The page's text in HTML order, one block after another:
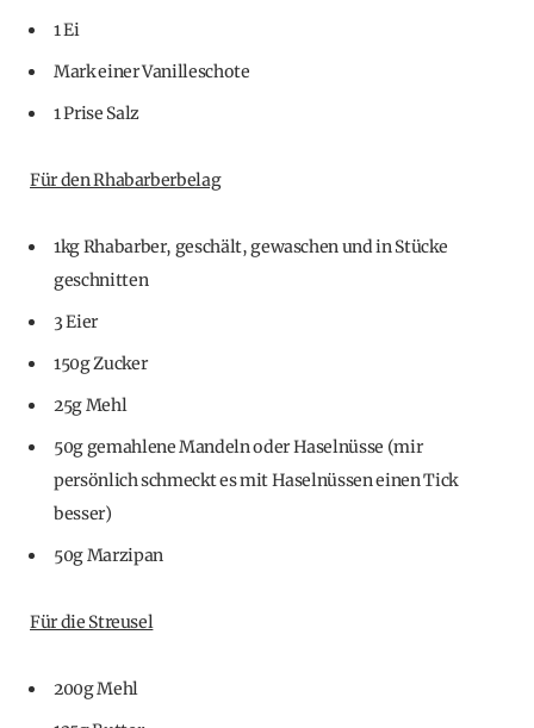
1 Ei
Mark einer Vanilleschote
1 Prise Salz
Für den Rhabarberbelag
1kg Rhabarber, geschält, gewaschen und in Stücke
geschnitten
3 Eier
150g Zucker
25g Mehl
50g gemahlene Mandeln oder Haselnüsse (mir
persönlich schmeckt es mit Haselnüssen einen Tick
besser)
50g Marzipan
Für die Streusel
200g Mehl